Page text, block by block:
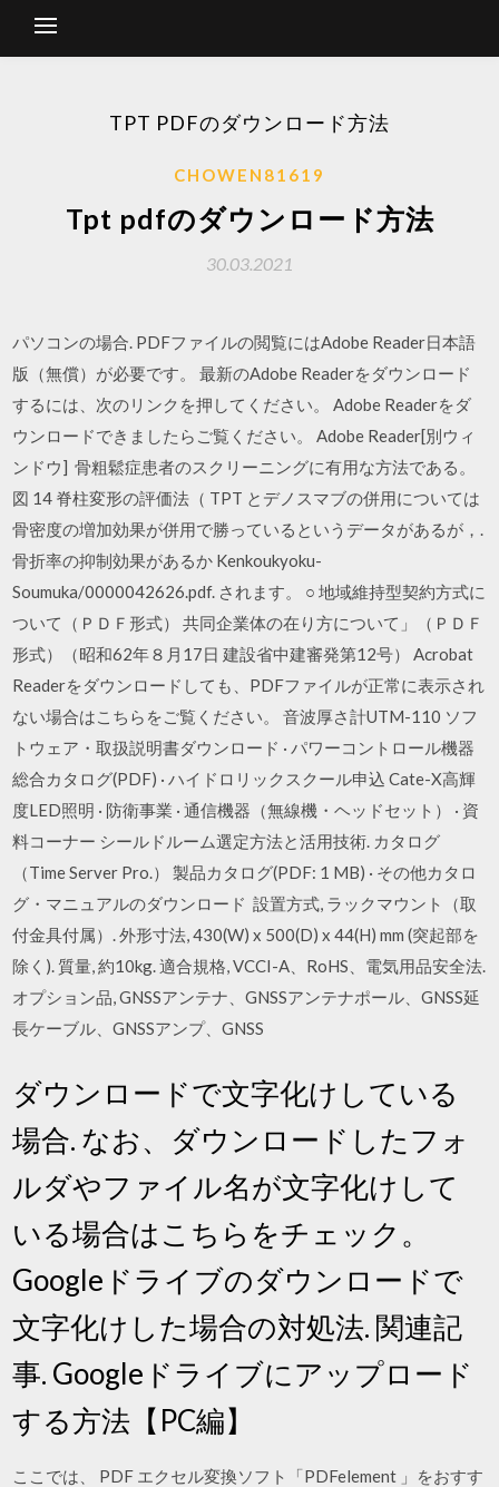
TPT PDFのダウンロード方法
CHOWEN81619
Tpt pdfのダウンロード方法
30.03.2021
パソコンの場合. PDFファイルの閲覧にはAdobe Reader日本語
版（無償）が必要です。 最新のAdobe Readerをダウンロード
するには、次のリンクを押してください。 Adobe Readerをダ
ウンロードできましたらご覧ください。 Adobe Reader[別ウィ
ンドウ] 骨粗鬆症患者のスクリーニングに有用な方法である。
図 14 脊柱変形の評価法（ TPT とデノスマブの併用については
骨密度の増加効果が併用で勝っているというデータがあるが，.
骨折率の抑制効果があるか Kenkoukyoku-
Soumuka/0000042626.pdf. されます。 ○ 地域維持型契約方式に
ついて（ＰＤＦ形式） 共同企業体の在り方について」（ＰＤＦ
形式）（昭和62年８月17日 建設省中建審発第12号） Acrobat
Readerをダウンロードしても、PDFファイルが正常に表示され
ない場合はこちらをご覧ください。 音波厚さ計UTM-110 ソフ
トウェア・取扱説明書ダウンロード · パワーコントロール機器
総合カタログ(PDF) · ハイドロリックスクール申込 Cate-X高輝
度LED照明 · 防衛事業 · 通信機器（無線機・ヘッドセット） · 資
料コーナー シールドルーム選定方法と活用技術. カタログ
（Time Server Pro.） 製品カタログ(PDF: 1 MB) · その他カタロ
グ・マニュアルのダウンロード 設置方式, ラックマウント（取
付金具付属）. 外形寸法, 430(W) x 500(D) x 44(H) mm (突起部を
除く). 質量, 約10kg. 適合規格, VCCI-A、RoHS、電気用品安全法.
オプション品, GNSSアンテナ、GNSSアンテナポール、GNSS延
長ケーブル、GNSSアンプ、GNSS
ダウンロードで文字化けしている
場合. なお、ダウンロードしたフォ
ルダやファイル名が文字化けして
いる場合はこちらをチェック。
Googleドライブのダウンロードで
文字化けした場合の対処法. 関連記
事. Googleドライブにアップロード
する方法【PC編】
ここでは、 PDF エクセル変換ソフト「PDFelement 」をおすす